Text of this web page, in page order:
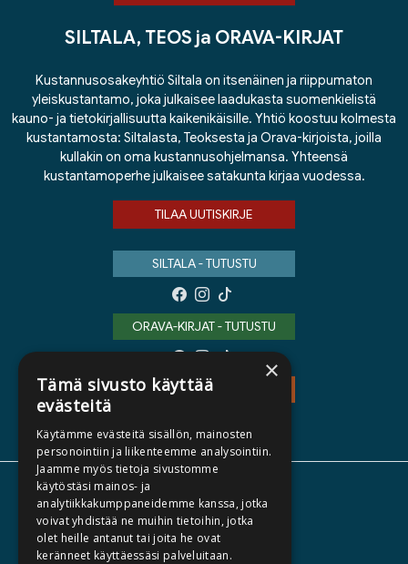
SILTALA, TEOS ja ORAVA-KIRJAT
Kustannusosakeyhtiö Siltala on itsenäinen ja riippumaton
yleiskustantamo, joka julkaisee laadukasta suomenkielistä
kauno- ja tietokirjallisuutta kaikenikäisille. Yhtiö koostuu kolmesta
kustantamosta: Siltalasta, Teoksesta ja Orava-kirjoista, joilla
kullakin on oma kustannusohjelmansa. Yhteensä
kustantamoperhe julkaisee satakunta kirjaa vuodessa.
TILAA UUTISKIRJE
SILTALA - TUTUSTU
ORAVA-KIRJAT - TUTUSTU
TEOS - TUTUSTU
TIETOA MEISTÄ
TEKIJÄT
KATALOGIT
×
Tämä sivusto käyttää
evästeitä
Käytämme evästeitä sisällön, mainosten
personointiin ja liikenteemme analysointiin.
Jaamme myös tietoja sivustomme
käytöstäsi mainos- ja
analytiikkakumppaneidemme kanssa, jotka
voivat yhdistää ne muihin tietoihin, jotka
olet heille antanut tai joita he ovat
keränneet käyttäessäsi palveluitaan.